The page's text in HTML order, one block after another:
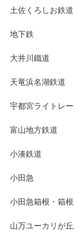
土佐くろしお鉄道
地下鉄
大井川鐵道
天竜浜名湖鉄道
宇都宮ライトレ
富山地方鉄道
小湊鉄道
小田急
小田急箱根・箱
山万ユーカリが